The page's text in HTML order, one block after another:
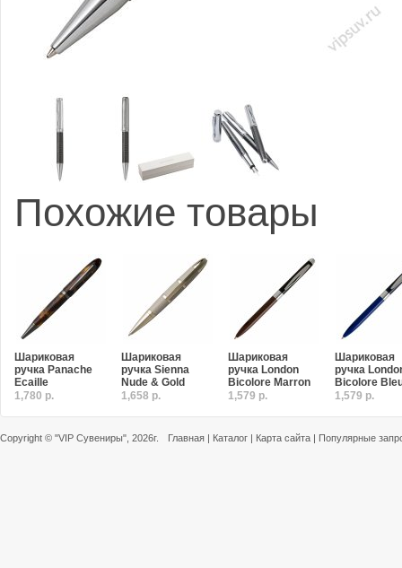
Похожие товары
Шариковая
ручка Panache
Ecaille
1,780 р.
Шариковая
ручка Sienna
Nude & Gold
1,658 р.
Шариковая
ручка London
Bicolore Marron
1,579 р.
Шариковая
ручка
Bicolore
1,579 р.
Copyright © "VIP Сувениры" , 2026г. Главная | Каталог | Карта сайта | Популярные